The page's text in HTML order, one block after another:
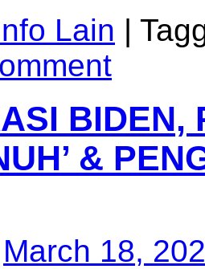
Lain |
BIDEN,
&
March 18,